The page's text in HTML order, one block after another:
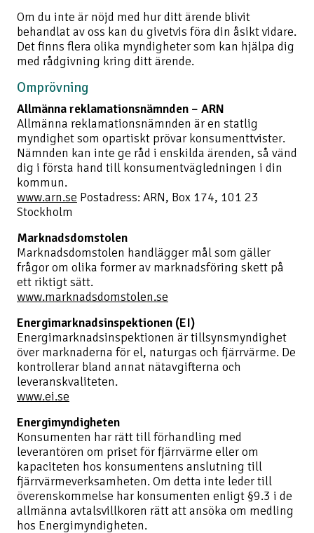
Om du inte är nöjd med hur ditt ärende blivit
behandlat av oss kan du givetvis föra din åsikt vidare.
Det finns flera olika myndigheter som kan hjälpa dig
med rådgivning kring ditt ärende.
Omprövning
Allmänna reklamationsnämnden – ARN
Allmänna reklamationsnämnden är en statlig
myndighet som opartiskt prövar konsumenttvister.
Nämnden kan inte ge råd i enskilda ärenden, så vänd
dig i första hand till konsumentvägledningen i din
kommun.
www.arn.se Postadress: ARN, Box 174, 101 23
Stockholm
Marknadsdomstolen
Marknadsdomstolen handlägger mål som gäller
frågor om olika former av marknadsföring skett på
ett riktigt sätt.
www.marknadsdomstolen.se
Energimarknadsinspektionen (EI)
Energimarknadsinspektionen är tillsynsmyndighet
över marknaderna för el, naturgas och fjärrvärme. De
kontrollerar bland annat nätavgifterna och
leveranskvaliteten.
www.ei.se
Energimyndigheten
Konsumenten har rätt till förhandling med
leverantören om priset för fjärrvärme eller om
kapaciteten hos konsumentens anslutning till
fjärrvärmeverksamheten. Om detta inte leder till
överenskommelse har konsumenten enligt §9.3 i de
allmänna avtalsvillkoren rätt att ansöka om medling
hos Energimyndigheten.